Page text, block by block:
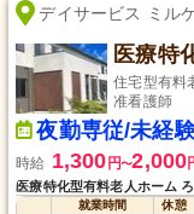
デイサービス ミル
医療特
住宅型有料
准看護師
夜勤専従/未経
時給 1,300 円〜2,000
医療特化型有料老人ホーム
就業時間 休憩